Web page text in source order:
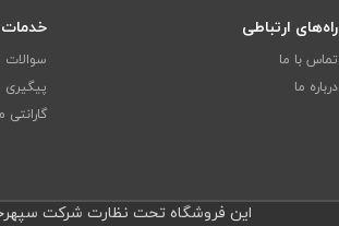
راه‌های ارتباطی
تماس با ما
درباره ما
خدمات
سوالات
پیگیری
این فروشگاه تحت نظارت شرکت سپهرحساب و